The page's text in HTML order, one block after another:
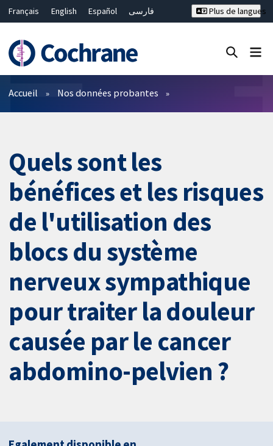
Français English Español
فارسی
Bahasa Malaysia
ไทย
繁體中文
简体中文
Plus de langues
Filtres
Accueil Nos données probantes
Quels sont les
bénéfices et les risques
de l'utilisation des
blocs du système
nerveux sympathique
pour traiter la douleur
causée par le cancer
abdomino-pelvien ?